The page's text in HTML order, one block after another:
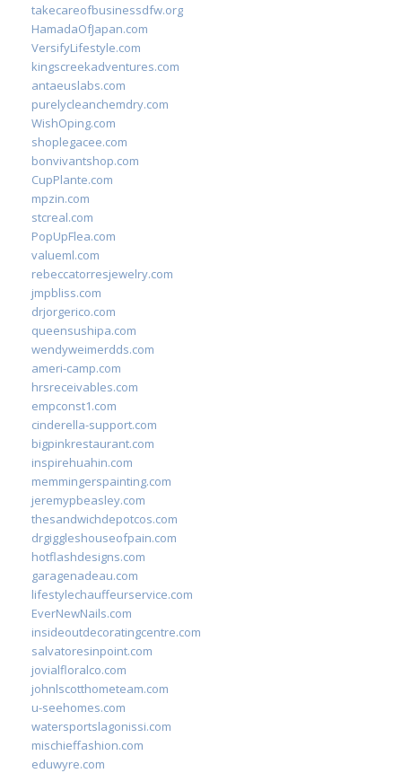
takecareofbusinessdfw.org
HamadaOfJapan.com
VersifyLifestyle.com
kingscreekadventures.com
antaeuslabs.com
purelycleanchemdry.com
WishOping.com
shoplegacee.com
bonvivantshop.com
CupPlante.com
mpzin.com
stcreal.com
PopUpFlea.com
valueml.com
rebeccatorresjewelry.com
jmpbliss.com
drjorgerico.com
queensushipa.com
wendyweimerdds.com
ameri-camp.com
hrsreceivables.com
empconst1.com
cinderella-support.com
bigpinkrestaurant.com
inspirehuahin.com
memmingerspainting.com
jeremypbeasley.com
thesandwichdepotcos.com
drgiggleshouseofpain.com
hotflashdesigns.com
garagenadeau.com
lifestylechauffeurservice.com
EverNewNails.com
insideoutdecoratingcentre.com
salvatoresinpoint.com
jovialfloralco.com
johnlscotthometeam.com
u-seehomes.com
watersportslagonissi.com
mischieffashion.com
eduwyre.com